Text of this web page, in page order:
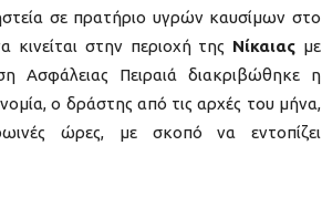
σε πρατήριο υγρών καυσίμων στο
στην περιοχή της Νίκαιας με
Ασφάλειας Πειραιά διακριβώθηκε η
ο δράστης από τις αρχές του μήνα,
ώρες, με σκοπό να εντοπίζει